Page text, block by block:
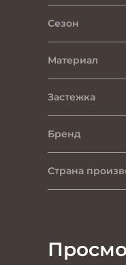
Сезон
Материал
Застежка
Бренд
Страна